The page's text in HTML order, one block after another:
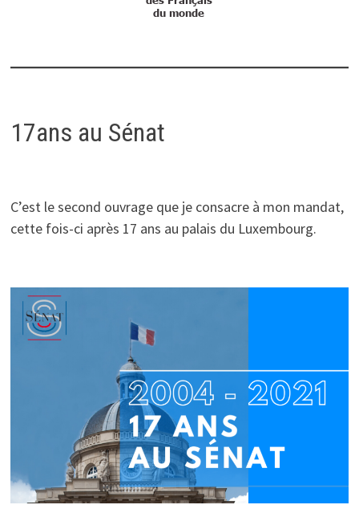
17ans au Sénat
C’est le second ouvrage que je consacre à mon mandat,
cette fois-ci après 17 ans au palais du Luxembourg.